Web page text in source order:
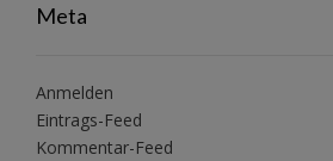
Meta
Anmelden
Eintrags-Feed
Kommentar-Feed